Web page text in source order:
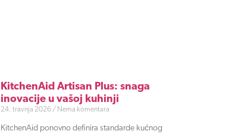
KitchenAid Artisan Plus: snaga
inovacije u vašoj kuhinji
24. travnja 2026 Nema komentara
KitchenAid ponovno definira standarde kućnog